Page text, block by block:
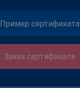
Пример сертификата
Заказ сертификата